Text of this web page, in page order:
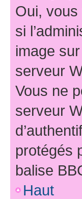
Oui,
si
image
serveur
Vous ne
serveur
protégés
balise
Haut